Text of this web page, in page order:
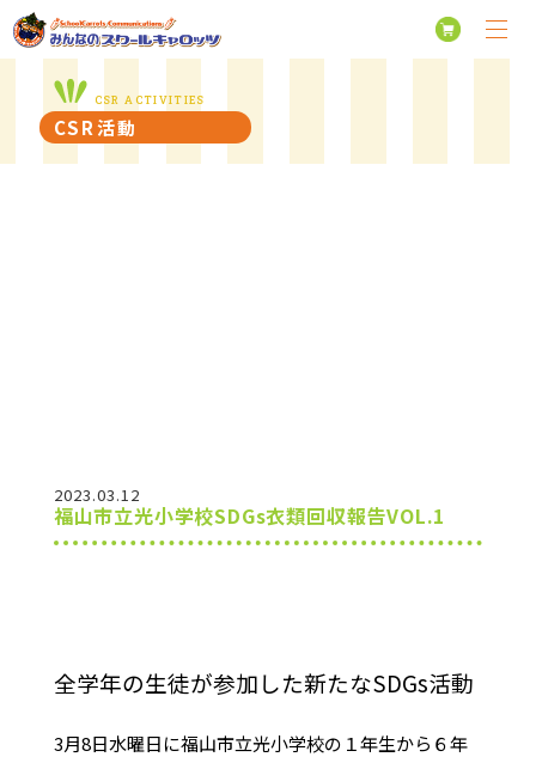
CSR ACTIVITIES
CSR活動
2023.03.12
福山市立光小学校SDGs衣類回収報告VOL.1
全学年の生徒が参加した新たなSDGs活動
3月8日水曜日に福山市立光小学校の１年生から６年